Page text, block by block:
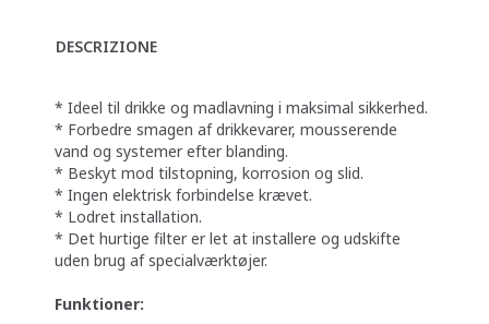
DESCRIZIONE
* Ideel til drikke og madlavning i maksimal sikkerhed.
* Forbedre smagen af ​​drikkevarer, mousserende
vand og systemer efter blanding.
* Beskyt mod tilstopning, korrosion og slid.
* Ingen elektrisk forbindelse krævet.
* Lodret installation.
* Det hurtige filter er let at installere og udskifte
uden brug af specialværktøjer.
Funktioner: